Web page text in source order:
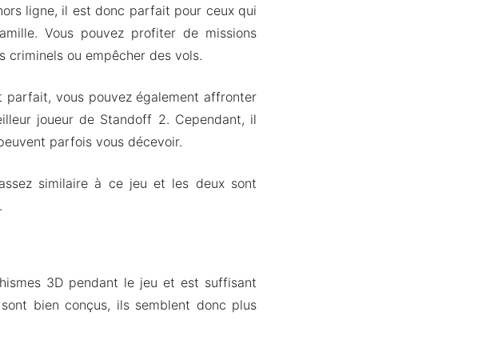
ligne, il est donc parfait pour ceux qui
Vous pouvez profiter de missions
criminels ou empêcher des vols.
vous pouvez également affronter
joueur de Standoff 2. Cependant, il
parfois vous décevoir.
similaire à ce jeu et les deux sont
3D pendant le jeu et est suffisant
bien conçus, ils semblent donc plus